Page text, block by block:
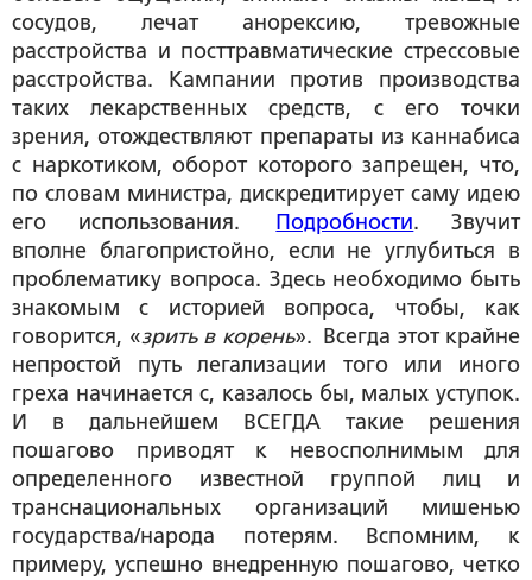
сосудов, лечат анорексию, тревожные
расстройства и посттравматические стрессовые
расстройства. Кампании против производства
таких лекарственных средств, с его точки
зрения, отождествляют препараты из каннабиса
с наркотиком, оборот которого запрещен, что,
по словам министра, дискредитирует саму идею
его использования.
Подробности. Звучит
вполне благопристойно, если не углубиться в
проблематику вопроса. Здесь необходимо быть
знакомым с историей вопроса, чтобы, как
говорится, «зрить в корень». Всегда этот крайне
непростой путь легализации того или иного
греха начинается с, казалось бы, малых уступок.
И в дальнейшем ВСЕГДА такие решения
пошагово приводят к невосполнимым для
определенного известной группой лиц и
транснациональных организаций мишенью
государства/народа потерям. Вспомним, к
примеру, успешно внедренную пошагово, четко